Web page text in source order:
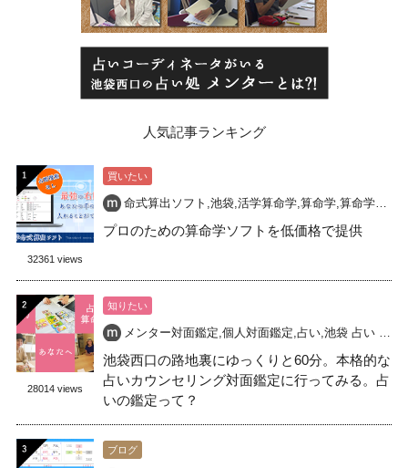
人気記事ランキング
32361 views
買いたい
命式算出ソフト 池袋, 活学算命学, 算命学, 算命学命式
プロのための算命学ソフトを低価格で提供
28014 views
知りたい
メンター対面鑑定 個人対面鑑定 占い, 池袋 占い 開運
池袋西口の路地裏にゆっくりと60分。本格的な
占いカウンセリング対面鑑定に行ってみる。占
いの鑑定って？
ブログ